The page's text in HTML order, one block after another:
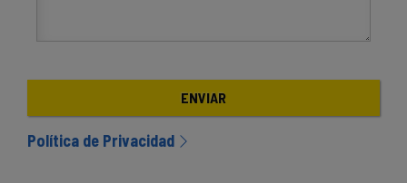
ENVIAR
Política de Privacidad